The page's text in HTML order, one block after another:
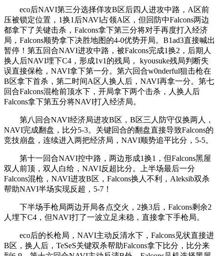
eco后NAVI第三分选择佯攻B区后四人进攻中路，A区前
压被锁定位置，1换1后NAVI占领A区，但回防中Falcons两边
都拿下了关键击杀，Falcons拿下第三分将对手再度打入经济
局，Falcons顺势拿下决胜地图的4-0优势开局。B1ad3直接喊出
暂停！第五回合NAVI进攻中路，被Falcons完成1换2，后期人
换人后NAVI埋下C4，形成1v1的残局， kyousuke残局判断失
误直接保枪，NAVI拿下第一分。第六回合w0nderful狙击枪在
B区拿下首杀，第二时间A区人换人后，NAVI再拿一分。第七
回合Falcons混枪前顶水下，开局拿下两个击杀，人换人后
Falcons拿下第五分将NAVI打入经济局。
第八回合NAVI经济局进攻B区，B区三人防守仅换两人，
NAVI完成翻盘，比分5-3。关键回合的翻盘直接导致Falcons的
竞技崩盘，连续进入两把经济局，NAVI顺势追平比分，5-5。
第十一回合NAVI控中路，两边形成1换1，但Falcons黑屋
双人前顶，双人白给，NAVI反超比分。上半场最后一分
Falcons混枪，NAVI进攻B区，Falcons换人不利，Aleksib双杀
帮助NAVI半场实现反超，5-7！
下半场手枪局两边开局各点交火，2换3后，Falcons剩余2
人埋下C4，但NAVI打了一波立足未稳，直接拿下手枪局。
eco后的长枪局，NAVI主动反清水下，Falcons见状直接进
B区，换人后，TeSeS关键双杀帮助Falcons拿下比分，比分来